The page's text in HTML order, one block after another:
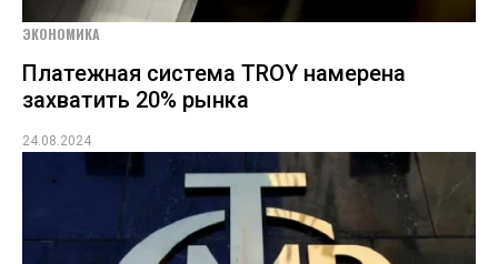
ЭКОНОМИКА
Платежная система TROY намерена
захватить 20% рынка
24.08.2024